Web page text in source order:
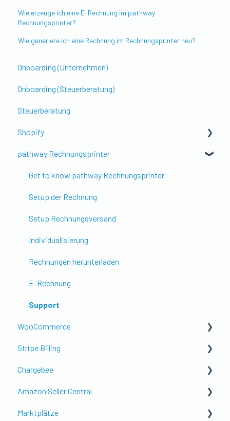
Wie erzeuge ich eine E-Rechnung im pathway
Rechnungsprinter?
Wie generiere ich eine Rechnung im Rechnungsprinter neu?
Onboarding (Unternehmen)
Onboarding (Steuerberatung)
Steuerberatung
Shopify
Erste Schritte & Einrichtung
Kontierung & Buchungslogik
Shopify POS (Point of Sale)
Steuern, Währung & Ausland
Gutscheine, Rabatte & Zusatzfeatures
Buchungsstapel & Schnittstellen
Troubleshooting & Datenprüfung
Shopify Setup mit pathway
Anleitungen
pathway Rechnungsprinter
Get to know pathway Rechnungsprinter
Setup der Rechnung
Setup Rechnungsversand
Individualisierung
Rechnungen herunterladen
E-Rechnung
Support
WooCommerce
WooCommerce Setup mit pathway
Anleitungen
Stripe Billing
Anleitungen
Chargebee
Anleitungen
Amazon Seller Central
Amazon Shop / Order
Marktplätze